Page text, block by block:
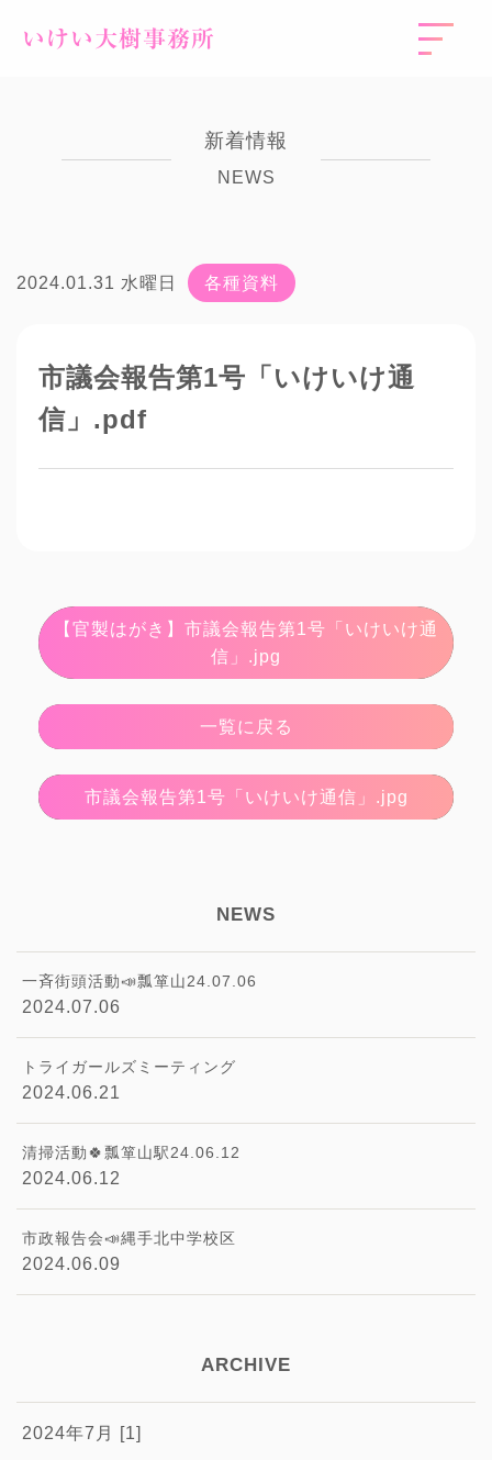
いけい大樹事務所
新着情報
NEWS
2024.01.31 水曜日 各種資料
市議会報告第1号「いけいけ通
信」.pdf
【官製はがき】市議会報告第1号「いけいけ通
信」.jpg
一覧に戻る
市議会報告第1号「いけいけ通信」.jpg
NEWS
一斉街頭活動📣瓢箪山24.07.06
2024.07.06
トライガールズミーティング
2024.06.21
清掃活動🍀瓢箪山駅24.06.12
2024.06.12
市政報告会📣縄手北中学校区
2024.06.09
ARCHIVE
2024年7月 [1]